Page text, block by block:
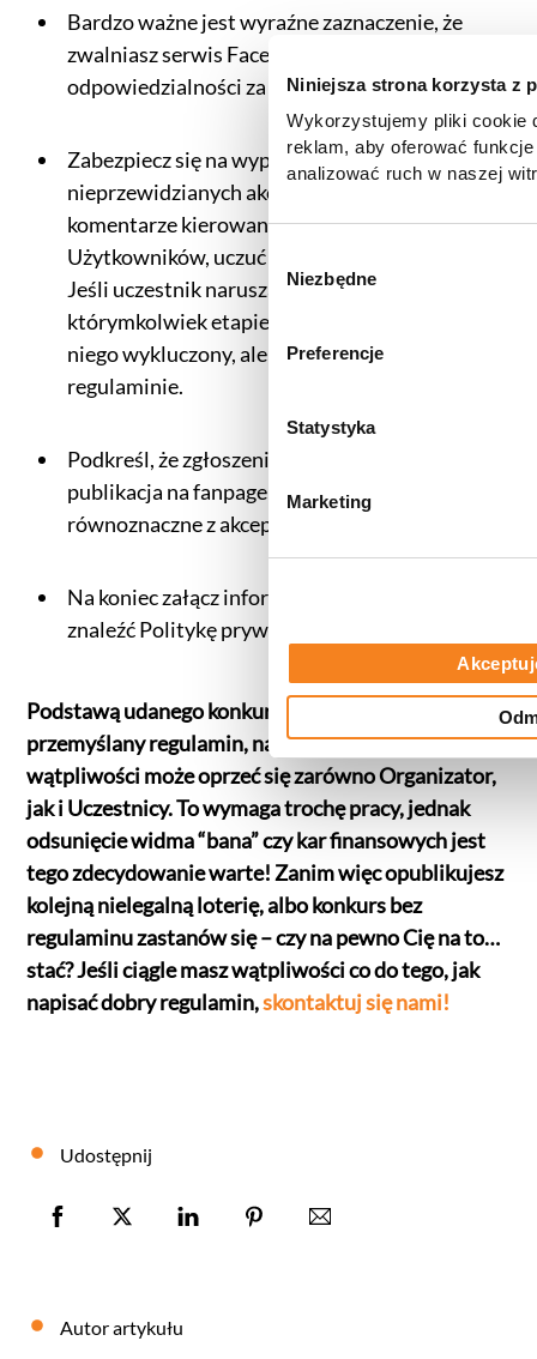
Niniejsza strona korzysta z
Wykorzystujemy pliki cookie
reklam, aby oferować
analizować ruch w naszej
zgody, udostępniamy
informacje z innymi danymi
znajdą Państwo klikając w
prywatności
o
Niezbędne
Preferencje
Statystyka
Marketing
Bardzo ważne jest wyraźne zaznaczenie, że
zwalniasz serwis Facebook lub Instagram z
odpowiedzialności za konkurs.
Zabezpiecz się na wypadek nieprzyjemnych i
nieprzewidzianych akcji, takich jak obraźliwe
komentarze kierowane w stronę innych
Użytkowników, uczuć religijnych czy innych.
Jeśli uczestnik narusza regulamin na
którymkolwiek etapie konkursu może zostać z
niego wykluczony, ale powinno to wybrzmieć w
regulaminie.
Podkreśl, że zgłoszenie się do konkursu (czyli
publikacja na fanpage pracy konkursowej) jest
równoznaczne z akceptacją regulaminu.
Na koniec załącz informację, gdzie można
znaleźć Politykę prywatności (link).
Podstawą udanego konkursu jest dobrze
przemyślany regulamin, na którym w razie
wątpliwości może oprzeć się zarówno Organizator,
jak i Uczestnicy. To wymaga trochę pracy, jednak
odsunięcie widma “bana” czy kar finansowych jest
tego zdecydowanie warte! Zanim więc opublikujesz
kolejną nielegalną loterię, albo konkurs bez
regulaminu zastanów się – czy na pewno Cię na to…
stać? Jeśli ciągle masz wątpliwości co do tego, jak
napisać dobry regulamin,skontaktuj się nami!
Udostępnij
Autor artykułu